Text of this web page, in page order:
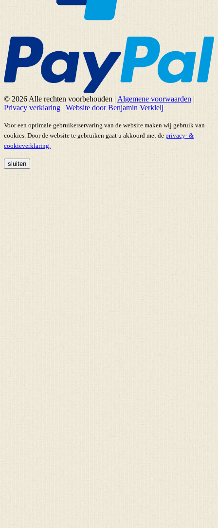
© 2026 Alle rechten voorbehouden | Algemene voorwaarden |
Privacy verklaring | Website door Benjamin Verkleij
Voor een optimale gebruikerservaring van de website maken wij gebruik van
cookies. Door de website te gebruiken gaat u akkoord met de privacy- &
cookieverklaring.
sluiten